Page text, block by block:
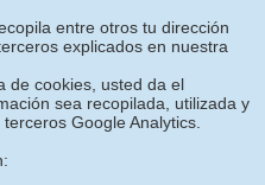
entre otros tu dirección
explicados en nuestra
de cookies, usted da el
sea recopilada, utilizada y
Google Analytics.